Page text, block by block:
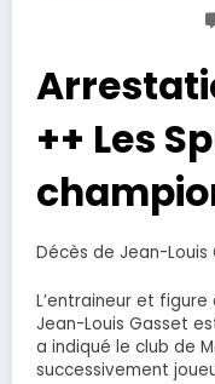
++ Les
Décès de Jean-Louis
L’entraineur et
Jean-Louis Gasset
a indiqué le club de
successivement